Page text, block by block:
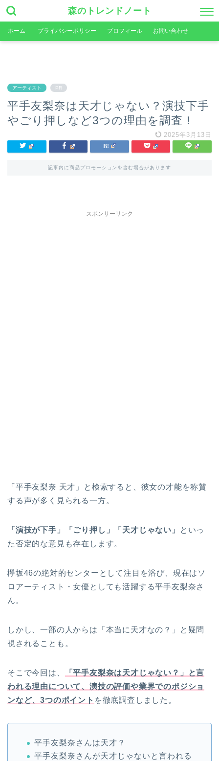
森のトレンドノート
ホーム プライバシーポリシー プロフィール お問い合わせ
アーティスト PR
平手友梨奈は天才じゃない？演技下手
やごり押しなど3つの理由を調査！
2025年3月13日
記事内に商品プロモーションを含む場合があります
スポンサーリンク
「平手友梨奈 天才」と検索すると、彼女の才能を称賛
する声が多く見られる一方。
「演技が下手」「ごり押し」「天才じゃない」
といっ
た否定的な意見も存在します。
欅坂46の絶対的センターとして注目を浴び、現在はソ
ロアーティスト・女優としても活躍する平手友梨奈さ
ん。
しかし、一部の人からは「本当に天才なの？」と疑問
視されることも。
そこで今回は、
「平手友梨奈は天才じゃない？」と言
われる理由について、演技の評価や業界でのポジショ
ンなど、3つのポイント を徹底調査しました。
平手友梨奈さんは天才？
平手友梨奈さんが天才じゃないと言われる